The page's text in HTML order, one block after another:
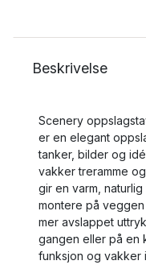
Beskrivelse
Scenery
er en elegant
tanker, bilder og
vakker treramme
gir en varm,
montere på
mer avslappet
gangen eller på en
funksjon og vakker